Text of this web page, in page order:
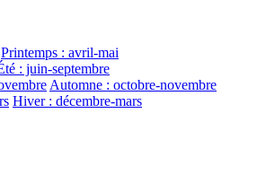
Printemps : avril-mai
: juin-septembre
Automne : octobre-novembre
Hiver : décembre-mars